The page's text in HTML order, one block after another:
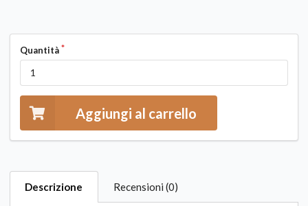
Quantità
Aggiungi al carrello
Descrizione Recensioni (0)